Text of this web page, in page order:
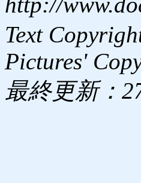
Text
Pictures'
最終更新：